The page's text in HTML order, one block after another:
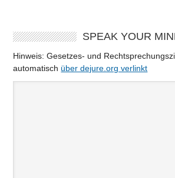
SPEAK YOUR
Hinweis: Gesetzes- und
automatisch über dejure.org verlinkt